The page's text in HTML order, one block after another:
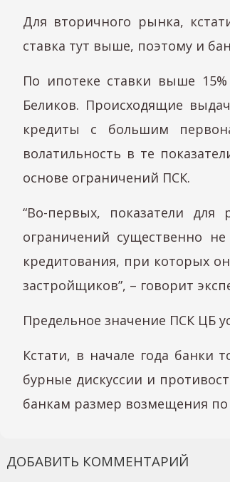
Для вторичного рынка,
ставка тут выше, поэтому и
По ипотеке ставки выше
Беликов. Происходящие
кредиты с большим
волатильность в те
основе ограничений ПСК.
“Во-первых, показатели
ограничений существенно
кредитования, при которых
застройщиков”, – говорит
Предельное значение ПСК ЦБ
Кстати, в начале года банки
бурные дискуссии и
банкам размер возмещения
ДОБАВИТЬ КОММЕНТАРИЙ